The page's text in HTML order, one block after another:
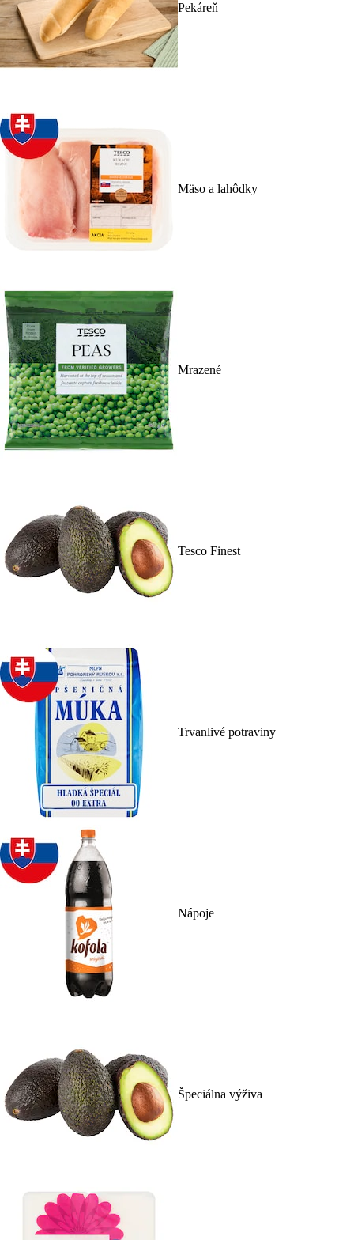
Pekáreň
Mäso a lahôdky
Mrazené
Tesco Finest
Trvanlivé potraviny
Nápoje
Špeciálna výživa